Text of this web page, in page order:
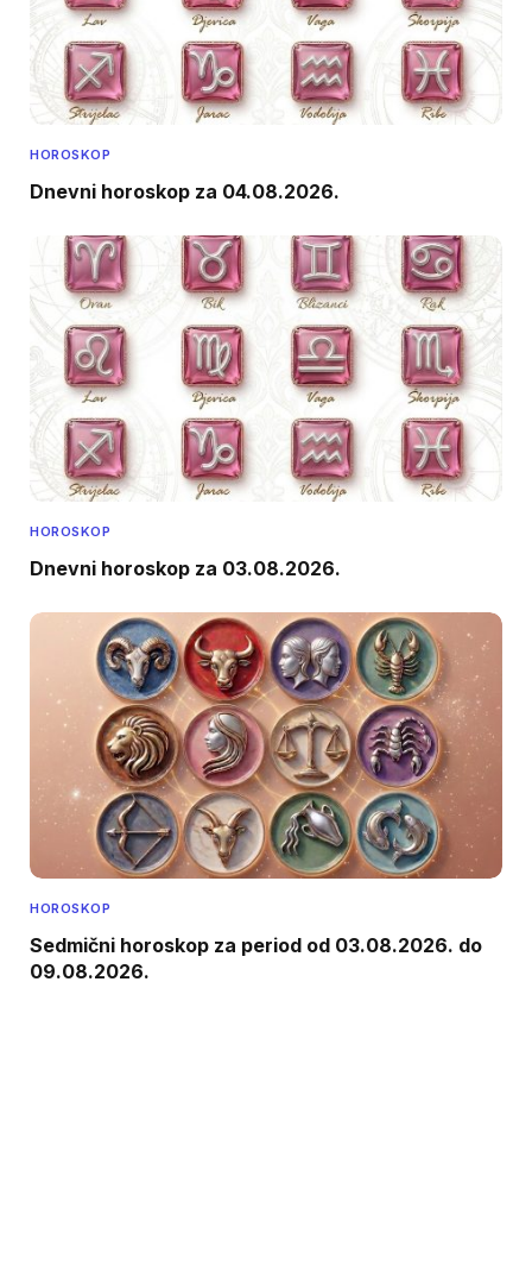
HOROSKOP
Dnevni horoskop za 04.08.2026.
HOROSKOP
Dnevni horoskop za 03.08.2026.
HOROSKOP
Sedmični horoskop za period od 03.08.2026. do
09.08.2026.